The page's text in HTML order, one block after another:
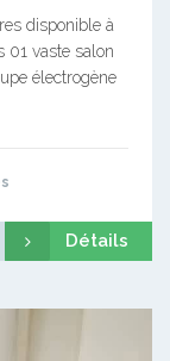
disponible à
01 vaste salon
électrogène
Détails